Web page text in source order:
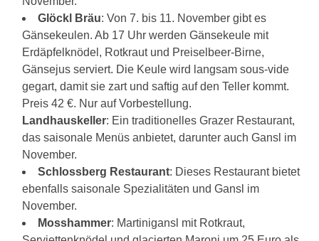
Glöckl Bräu: Von 7. bis 11. November gibt es
Gänsekeulen. Ab 17 Uhr werden Gänsekeule mit
Erdäpfelknödel, Rotkraut und Preiselbeer-Birne,
Gänsejus serviert. Die Keule wird langsam sous-vide
gegart, damit sie zart und saftig auf den Teller kommt.
Preis 42 €. Nur auf Vorbestellung.
Landhauskeller: Ein traditionelles Grazer Restaurant,
das saisonale Menüs anbietet, darunter auch Gansl im
November.
Schlossberg Restaurant: Dieses Restaurant bietet
ebenfalls saisonale Spezialitäten und Gansl im
November.
Mosshammer: Martinigansl mit Rotkraut,